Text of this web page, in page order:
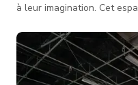
à leur imagination. Cet
œuvres d'art, de grandes
écosystèmes divers à
immersif faisant le lien
aquariums et d'autres